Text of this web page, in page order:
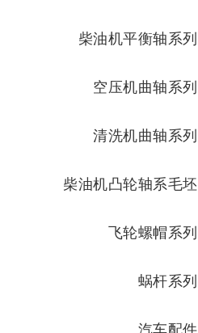
柴油机平衡轴系列
空压机曲轴系列
清洗机曲轴系列
柴油机凸轮轴系毛坯
飞轮螺帽系列
蜗杆系列